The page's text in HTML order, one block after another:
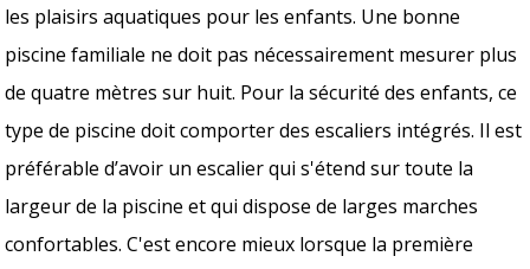
les plaisirs aquatiques pour les enfants. Une bonne
piscine familiale ne doit pas nécessairement mesurer plus
de quatre mètres sur huit. Pour la sécurité des enfants, ce
type de piscine doit comporter des escaliers intégrés. Il est
préférable d’avoir un escalier qui s'étend sur toute la
largeur de la piscine et qui dispose de larges marches
confortables. C'est encore mieux lorsque la première